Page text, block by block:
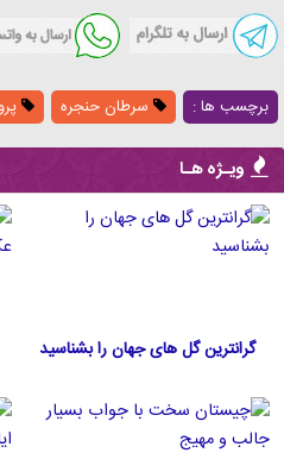
برچسب ها : سرطان حنجره
ویـژه هـا
گرانترین گل های جهان را بشناسید